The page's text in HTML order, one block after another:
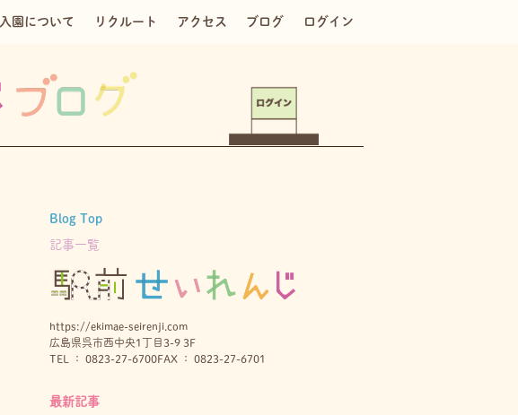
入園について リクルート アクセス ブログ ログイン
Blog Top
記事一覧
https://ekimae-seirenji.com
広島県呉市西中央1丁目3-9 3F
TEL ： 0823-27-6700FAX ： 0823-27-6701
最新記事